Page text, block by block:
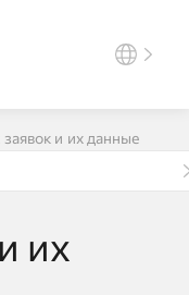
и их данные
их